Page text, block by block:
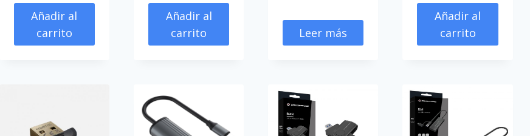
Añadir al
carrito
Añadir al
carrito
Leer más
Añadir al
carrito